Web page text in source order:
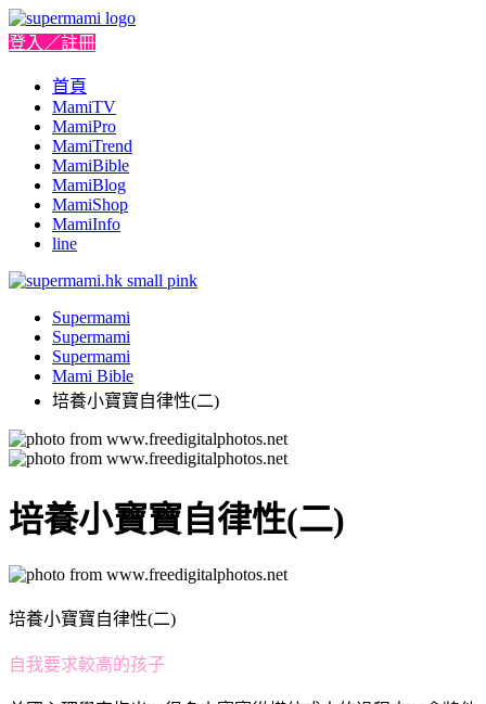
登入／註冊
首頁
MamiTV
MamiPro
MamiTrend
MamiBible
MamiBlog
MamiShop
MamiInfo
line
Supermami
Supermami
Supermami
Mami Bible
培養小寶寶自律性(二)
培養小寶寶自律性(二)
培養小寶寶自律性(二)
自我要求較高的孩子